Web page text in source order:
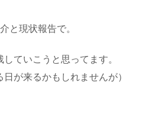
と現状報告で。
ていこうと思ってます。
が来るかもしれませんが）